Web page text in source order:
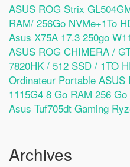
ASUS ROG Strix
RAM/ 256Go NVMe+1To
Asus X75A 17.3 250go
ASUS ROG CHIMERA /
7820HK / 512 SSD / 1TO
Ordinateur Portable
1115G4 8 Go RAM 256
Asus Tuf705dt Gaming
Archives